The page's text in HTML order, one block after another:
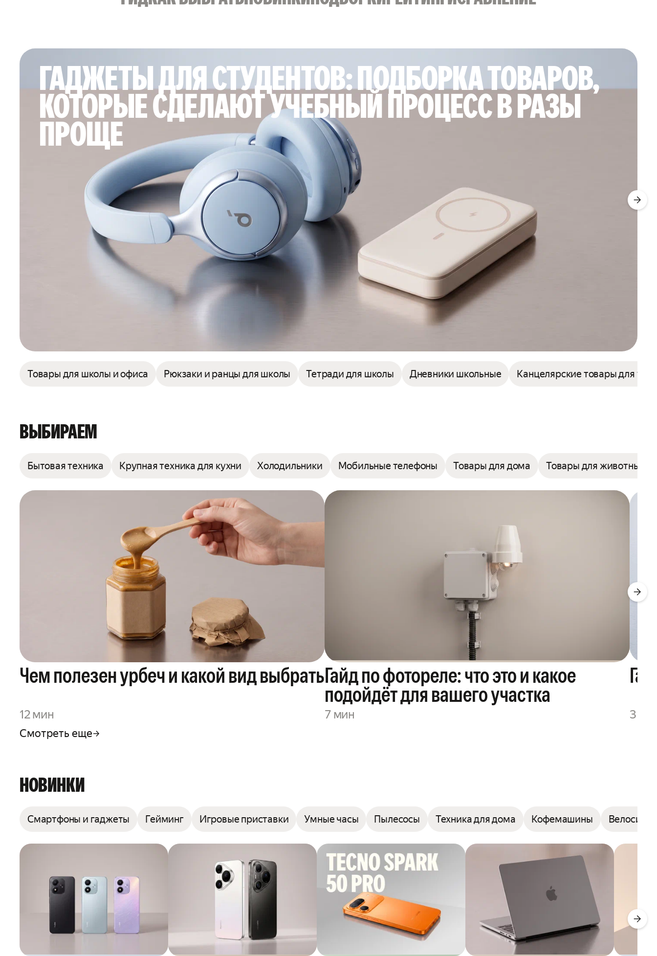
ГАДЖЕТЫ ДЛЯ СТУДЕНТОВ: ПОДБОРКА ТОВАРОВ,
КОТОРЫЕ СДЕЛАЮТ УЧЕБНЫЙ ПРОЦЕСС В РАЗЫ
ПРОЩЕ
Товары для школы и офиса Рюкзаки и ранцы для школы Тетради для школы Дневники школьные Канцелярские товары для
ВЫБИРАЕМ
Бытовая техника Крупная техника для кухни Холодильники Мобильные телефоны Товары для дома Товары для животных
Чем полезен урбеч и какой вид выбрать
12 мин
Гайд по фотореле: что это и какое
подойдёт для вашего участка
7 мин 3
Смотреть еще
НОВИНКИ
Смартфоны и гаджеты Гейминг Игровые приставки Умные часы Пылесосы Техника для дома Кофемашины